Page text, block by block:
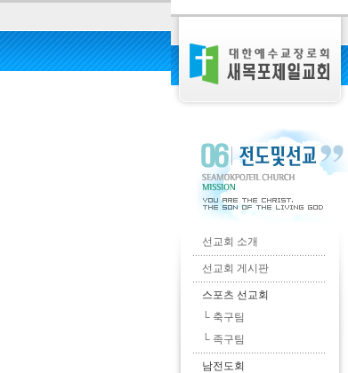
선교회 소개
선교회 게시판
스포츠 선교회
└ 축구팀
└ 족구팀
남전도회